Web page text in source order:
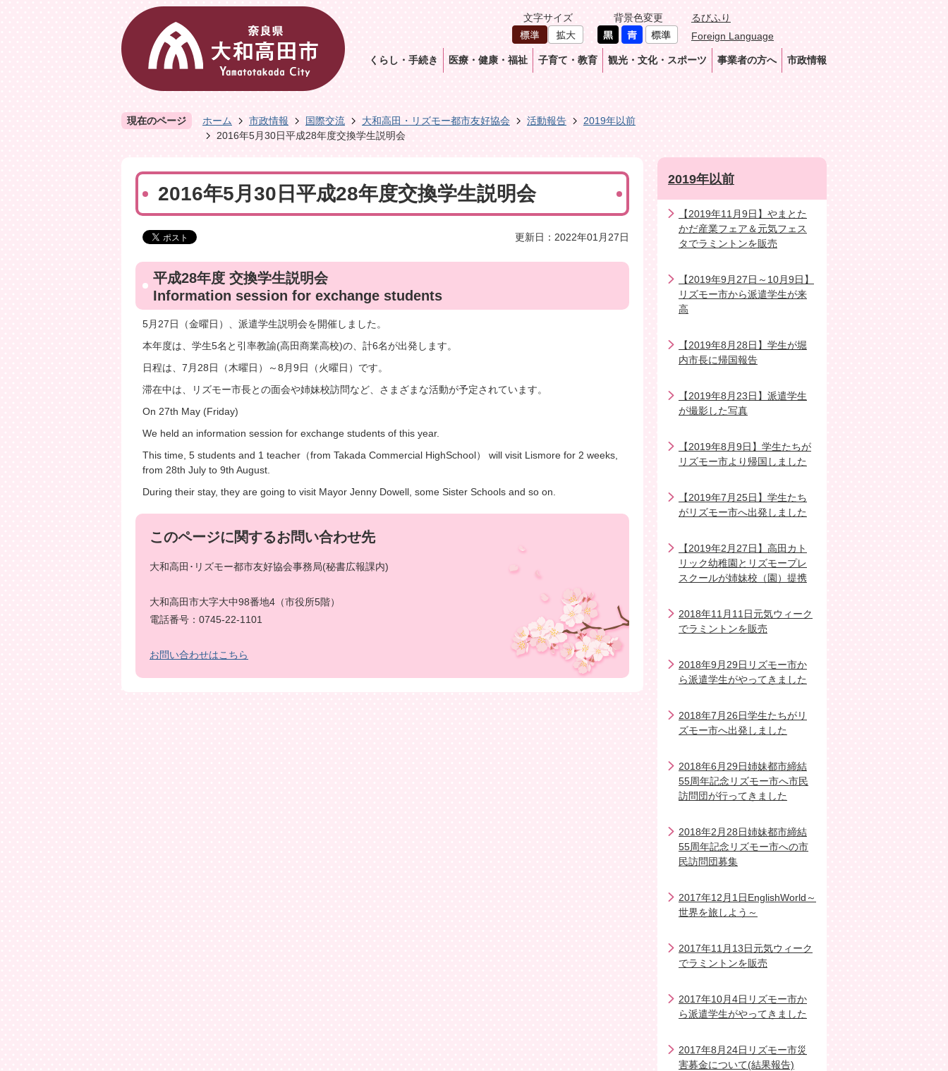
文字サイズ 背景色変更
るびふり
Foreign Language
くらし・手続き 医療・健康・福祉 子育て・教育 観光・文化・スポーツ 事業者の方へ 市政情報
現在のページ ホーム 市政情報 国際交流 大和高田・リズモー都市友好協会 活動報告
2019年以前
2016年5月30日平成28年度交換学生説明会
2016年5月30日平成28年度交換学生説明会
更新日：2022年01月27日
平成28年度 交換学生説明会
Information session for exchange students
5月27日（金曜日）、派遣学生説明会を開催しました。
本年度は、学生5名と引率教諭(高田商業高校)の、計6名が出発します。
日程は、7月28日（木曜日）～8月9日（火曜日）です。
滞在中は、リズモー市長との面会や姉妹校訪問など、さまざまな活動が予定されています。
On 27th May (Friday)
We held an information session for exchange students of this year.
This time, 5 students and 1 teacher（from Takada Commercial HighSchool） will visit Lismore for 2 weeks,
from 28th July to 9th August.
During their stay, they are going to visit Mayor Jenny Dowell, some Sister Schools and so on.
このページに関するお問い合わせ先
大和高田･リズモー都市友好協会事務局(秘書広報課内)
大和高田市大字大中98番地4（市役所5階）
電話番号：0745-22-1101
お問い合わせはこちら
2019年以前
【2019年11月9日】やまとた
かだ産業フェア＆元気フェス
タでラミントンを販売
【2019年9月27日～10月9日】
リズモー市から派遣学生が来
高
【2019年8月28日】学生が堀
内市長に帰国報告
【2019年8月23日】派遣学生
が撮影した写真
【2019年8月9日】学生たちが
リズモー市より帰国しました
【2019年7月25日】学生たち
がリズモー市へ出発しました
【2019年2月27日】高田カト
リック幼稚園とリズモープレ
スクールが姉妹校（園）提携
2018年11月11日元気ウィーク
でラミントンを販売
2018年9月29日リズモー市か
ら派遣学生がやってきました
2018年7月26日学生たちがリ
ズモー市へ出発しました
2018年6月29日姉妹都市締結
55周年記念リズモー市へ市民
訪問団が行ってきました
2018年2月28日姉妹都市締結
55周年記念リズモー市への市
民訪問団募集
2017年12月1日EnglishWorld～
世界を旅しよう～
2017年11月13日元気ウィーク
でラミントンを販売
2017年10月4日リズモー市か
ら派遣学生がやってきました
2017年8月24日リズモー市災
害募金について(結果報告)